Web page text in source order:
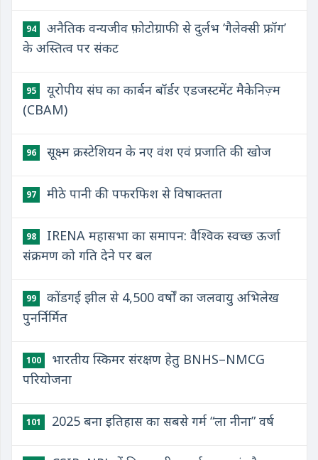
94
अनैतिक वन्यजीव फ़ोटोग्राफी से दुर्लभ ‘गैलेक्सी फ्रॉग’
के अस्तित्व पर संकट
95
यूरोपीय संघ का कार्बन बॉर्डर एडजस्टमेंट मैकेनिज़्म
(CBAM)
96 सूक्ष्म क्रस्टेशियन के नए वंश एवं प्रजाति की खोज
97 मीठे पानी की पफरफिश से विषाक्तता
98
IRENA महासभा का समापन: वैश्विक स्वच्छ ऊर्जा
संक्रमण को गति देने पर बल
99
कोंडगई झील से 4,500 वर्षों का जलवायु अभिलेख
पुनर्निर्मित
100
भारतीय स्किमर संरक्षण हेतु BNHS–NMCG
परियोजना
101 2025 बना इतिहास का सबसे गर्म “ला नीना” वर्ष